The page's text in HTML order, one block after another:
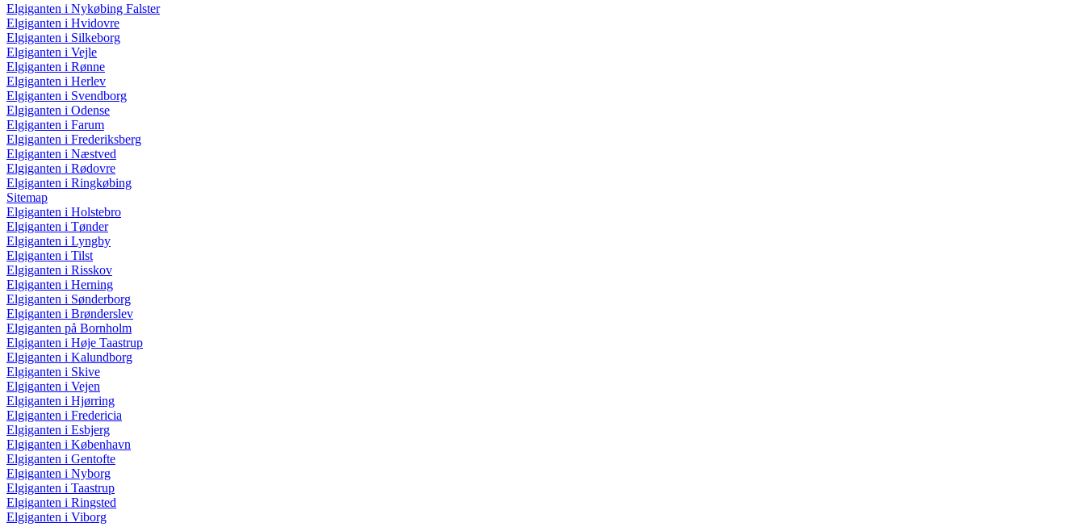
Elgiganten i Nykøbing Falster
Elgiganten i Hvidovre
Elgiganten i Silkeborg
Elgiganten i Vejle
Elgiganten i Rønne
Elgiganten i Herlev
Elgiganten i Svendborg
Elgiganten i Odense
Elgiganten i Farum
Elgiganten i Frederiksberg
Elgiganten i Næstved
Elgiganten i Rødovre
Elgiganten i Ringkøbing
Sitemap
Elgiganten i Holstebro
Elgiganten i Tønder
Elgiganten i Lyngby
Elgiganten i Tilst
Elgiganten i Risskov
Elgiganten i Herning
Elgiganten i Sønderborg
Elgiganten i Brønderslev
Elgiganten på Bornholm
Elgiganten i Høje Taastrup
Elgiganten i Kalundborg
Elgiganten i Skive
Elgiganten i Vejen
Elgiganten i Hjørring
Elgiganten i Fredericia
Elgiganten i Esbjerg
Elgiganten i København
Elgiganten i Gentofte
Elgiganten i Nyborg
Elgiganten i Taastrup
Elgiganten i Ringsted
Elgiganten i Viborg